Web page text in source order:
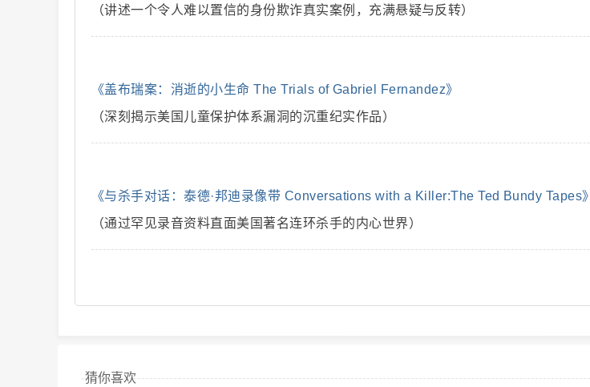
说
（讲述一个令人难以置信的身份欺诈真实案例，充满悬疑与反转）
《盖布瑞案：消逝的小生命 The Trials of Gabriel Fernandez》
（深刻揭示美国儿童保护体系漏洞的沉重纪实作品）
《与杀手对话：泰德·邦迪录像带 Conversations with a Killer:The Ted Bundy Tapes》
（通过罕见录音资料直面美国著名连环杀手的内心世界）
猜你喜欢